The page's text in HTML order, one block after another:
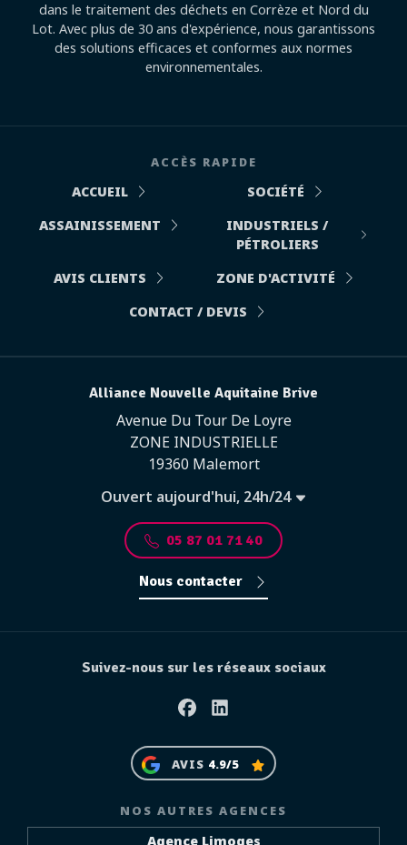
dans le traitement des déchets en Corrèze et Nord du
Lot. Avec plus de 30 ans d'expérience, nous garantissons
des solutions efficaces et conformes aux normes
environnementales.
ACCÈS RAPIDE
ACCUEIL
SOCIÉTÉ
ASSAINISSEMENT
INDUSTRIELS /
PÉTROLIERS
AVIS CLIENTS
ZONE D'ACTIVITÉ
CONTACT / DEVIS
Alliance Nouvelle Aquitaine Brive
Avenue Du Tour De Loyre
ZONE INDUSTRIELLE
19360 Malemort
Ouvert aujourd'hui, 24h/24
05 87 01 71 40
Nous contacter
Suivez-nous sur les réseaux sociaux
FacebookLinkedin
AVIS 4.9/5
NOS AUTRES AGENCES
Agence Limoges